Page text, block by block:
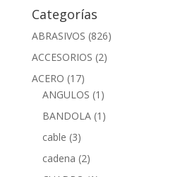
Categorías
ABRASIVOS (826)
ACCESORIOS (2)
ACERO (17)
ANGULOS (1)
BANDOLA (1)
cable (3)
cadena (2)